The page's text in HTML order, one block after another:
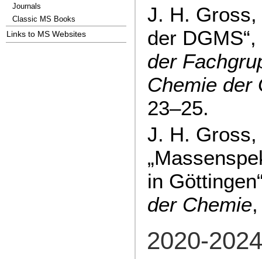
Journals
Classic MS Books
Links to MS Websites
J. H. Gross,
der DGMS“,
der
Chemie der
23–25.
J. H. Gross,
in
der Chemie
2020-2024